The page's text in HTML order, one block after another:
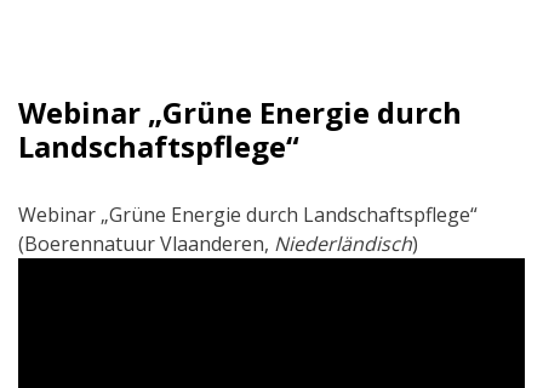
Webinar „Grüne Energie durch
Landschaftspflege“
Webinar „Grüne Energie durch Landschaftspflege“
(Boerennatuur Vlaanderen, Niederländisch)